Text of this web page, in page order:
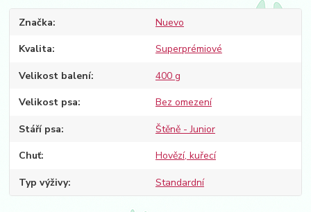
Značka Nuevo
Kvalita Superprémiové
Velikost balení 400 g
Velikost psa Bez omezení
Stáří psa Štěně - Junior
Chuť Hovězí, kuřecí
Typ výživy Standardní